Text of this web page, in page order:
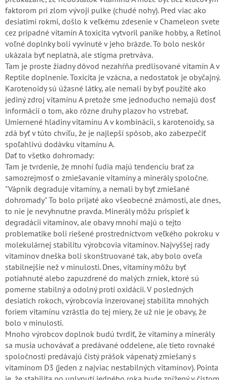
faktorom pri zlom vývoji pulke (chudé nohy). Pred viac ako
desiatimi rokmi, došlo k veľkému zdesenie v Chameleon svete
cez prípadné vitamín A toxicita vytvoril panike hobby, a Retinol
voľné doplnky boli vyvinuté v jeho brázde. To bolo neskôr
ukázala byť neplatná, ale stigma pretrváva.
Tam je proste žiadny dôvod nezahŕňa predlisované vitamín A v
Reptile doplnenie. Toxicita je vzácna, a nedostatok je obyčajný.
Karotenoidy sú úžasné látky, ale nemali by byť použité ako
jediný zdroj vitamínu A pretože sme jednoducho nemajú dosť
informácií o tom, ako rôzne druhy plazov ho vstrebať.
Umiernené hladiny vitamínu A v kombinácii, s karotenoidy, sa
zdá byť v túto chvíľu, že je najlepší spôsob, ako zabezpečiť
spoľahlivú dodávku vitamínu A.
Dať to všetko dohromady:
Tam je tvrdenie, že mnohí ľudia majú tendenciu brať za
samozrejmosť o zmiešavanie vitamíny a minerály spoločne.
"Vápnik degraduje vitamíny, a nemali by byť zmiešané
dohromady" To bolo prijaté ako všeobecné známosti, ale dnes,
to nie je nevyhnutne pravda. Minerály môžu prispieť k
degradácii vitamínov, ale obavy mnohí majú o tejto
problematike boli riešené prostredníctvom veľkého pokroku v
molekulárnej stabilitu výrobcovia vitamínov. Najvyššej rady
vitamínov dneška boli skonštruované tak, aby bolo oveľa
stabilnejšie než v minulosti. Dnes, vitamíny môžu byť
potiahnuté alebo zapuzdrené do malých zrniek, ktoré sú
pomerne stabilný a odolný proti oxidácii. V posledných
desiatich rokoch, výrobcovia inzerovanej stabilita mnohých
foriem vitamínu vzrástla do tej miery, že už nie je obavy, že
bolo v minulosti.
Mnoho výrobcov doplnok budú tvrdiť, že vitamíny a minerály
sa musia uchovávať a predávané oddelene, ale tieto rovnaké
spoločnosti predávajú čistý prášok vápenatý zmiešaný s
vitamínom D3 (jeden z najviac nestabilných vitamínov). Pointa